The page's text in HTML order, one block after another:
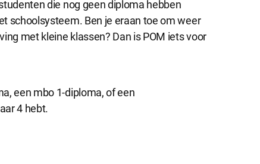
zijn noodzakelijk om de website te laten werken.
een functionele rol binnen de website. De cookies zorgen ervoor dat de
die nog geen diploma hebben
schoolsysteem. Ben je eraan toe om weer
met kleine klassen? Dan is POM iets voor
een mbo 1-diploma, of een
4 hebt.